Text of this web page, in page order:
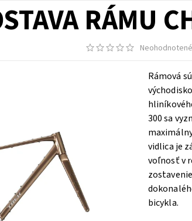
RÁMU
Neohodnotené
Rámová
300 sa
vidlica je
voľnosť v
bicykla.